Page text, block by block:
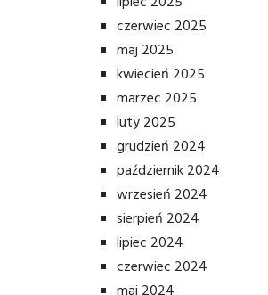
czerwiec 2025
maj 2025
kwiecień 2025
marzec 2025
luty 2025
grudzień 2024
październik 2024
wrzesień 2024
sierpień 2024
lipiec 2024
czerwiec 2024